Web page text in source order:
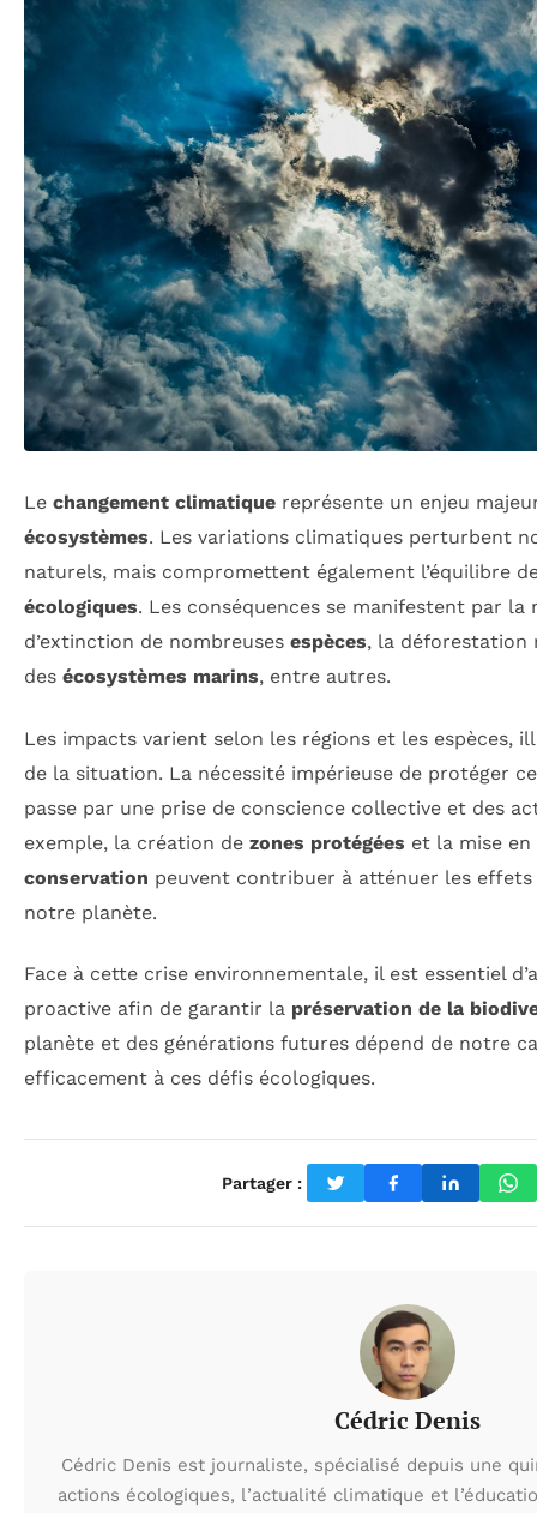
Le changement climatique représente un enjeu
écosystèmes. Les variations climatiques perturbent
naturels, mais compromettent également l’équilibre
écologiques. Les conséquences se manifestent par la
d’extinction de nombreuses espèces, la déforestation
des écosystèmes marins, entre autres.
Les impacts varient selon les régions et les espèces,
de la situation. La nécessité impérieuse de protéger
passe par une prise de conscience collective et des
exemple, la création de zones protégées et la mise
conservation peuvent contribuer à atténuer les
notre planète.
Face à cette crise environnementale, il est essentiel
proactive afin de garantir la préservation de la
planète et des générations futures dépend de notre
efficacement à ces défis écologiques.
Partager :
Cédric Denis
Cédric Denis est journaliste, spécialisé depuis une
actions écologiques, l’actualité climatique et